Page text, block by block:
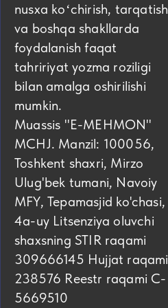
nusxa koʻchirish, tarqatish
va boshqa shakllarda
foydalanish faqat
tahririyat yozma roziligi
bilan amalga oshirilishi
mumkin.
Muassis "E-MEHMON"
MCHJ. Manzil: 100056,
Toshkent shaxri, Mirzo
Ulug'bek tumani, Navoiy
MFY, Tepamasjid ko'chasi,
4а-uy Litsenziya oluvchi
shaxsning STIR raqami
309666145 Hujjat raqami
238576 Reestr raqami C-
5669510